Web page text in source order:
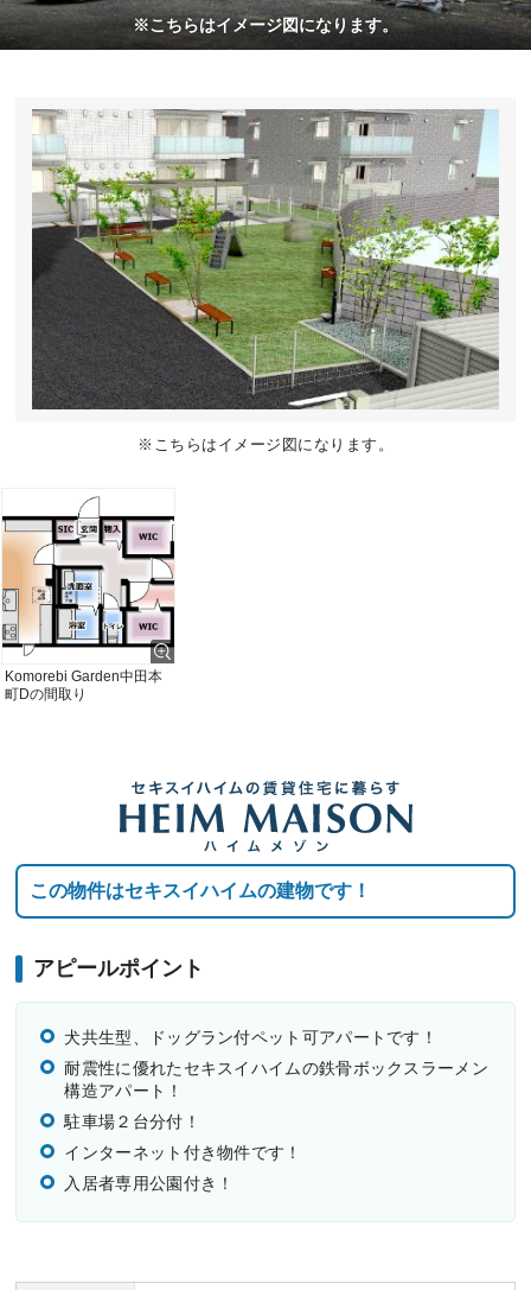
※こちらはイメージ図になります。
※こちらはイメージ図になります。
Komorebi Garden中田本
町Dの間取り
この物件はセキスイハイムの建物です！
アピールポイント
犬共生型、ドッグラン付ペット可アパートです！
耐震性に優れたセキスイハイムの鉄骨ボックスラーメン
構造アパート！
駐車場２台分付！
インターネット付き物件です！
入居者専用公園付き！